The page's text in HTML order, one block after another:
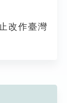
改作臺灣